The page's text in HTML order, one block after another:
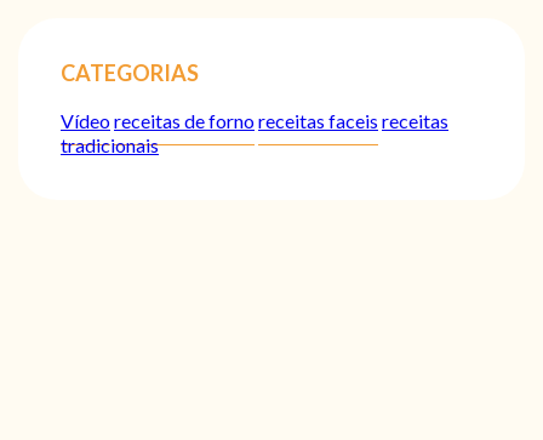
CATEGORIAS
Vídeoreceitas de fornoreceitas faceis receitas
tradicionais